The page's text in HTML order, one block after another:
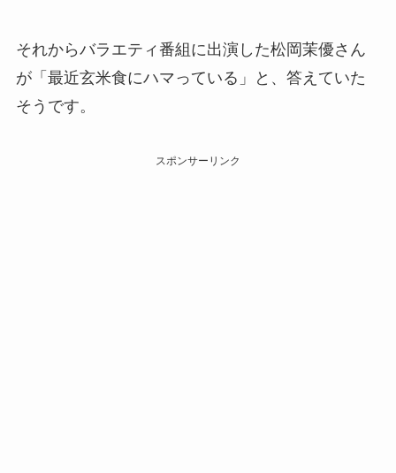
それからバラエティ番組に出演した松岡茉優さん
が「最近玄米食にハマっている」と、答えていた
そうです。
スポンサーリンク